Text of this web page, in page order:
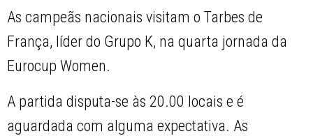
As campeãs nacionais visitam o Tarbes de
França, líder do Grupo K, na quarta jornada da
Eurocup Women.
A partida disputa-se às 20.00 locais e é
aguardada com alguma expectativa. As